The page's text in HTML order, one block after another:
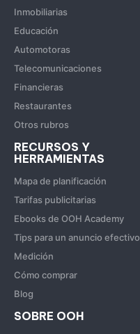
Inmobiliarias
Educación
Automotoras
Telecomunicaciones
Financieras
Restaurantes
Otros rubros
RECURSOS Y
HERRAMIENTAS
Mapa de planificación
Tarifas publicitarias
Ebooks de OOH Academy
Tips para un anuncio efectivo
Medición
Cómo comprar
Blog
SOBRE OOH